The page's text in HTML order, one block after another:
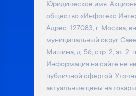
Юридическое имя:
общество «Инфотекс
Адрес: 127083, г. Москва,
муниципальный округ
Мишина, д. 56, стр. 2, эт. 2,
Информация на сайте не
публичной офертой.
актуальные цены на